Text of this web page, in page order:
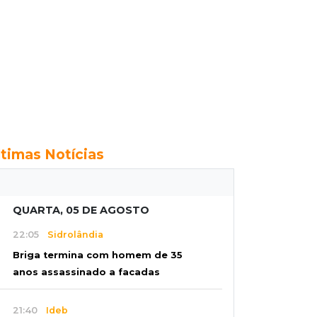
Notícias
QUARTA, 05 DE AGOSTO
22:05 Sidrolândia
Briga termina com homem de 35
anos assassinado a facadas
21:40 Ideb